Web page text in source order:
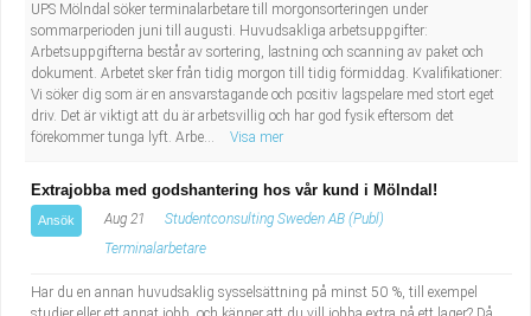
UPS Mölndal söker terminalarbetare till morgonsorteringen under
sommarperioden juni till augusti. Huvudsakliga arbetsuppgifter:
Arbetsuppgifterna består av sortering, lastning och scanning av paket och
dokument. Arbetet sker från tidig morgon till tidig förmiddag. Kvalifikationer:
Vi söker dig som är en ansvarstagande och positiv lagspelare med stort eget
driv. Det är viktigt att du är arbetsvillig och har god fysik eftersom det
förekommer tunga lyft. Arbe...
Visa mer
Extrajobba med godshantering hos vår kund i Mölndal!
Ansök Aug 21
Studentconsulting Sweden AB (Publ)
Terminalarbetare
Har du en annan huvudsaklig sysselsättning på minst 50 %, till exempel